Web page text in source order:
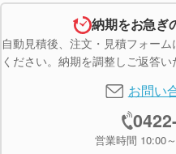
納期をお急ぎ
自動見積後、注文・見積フォー
ください。納期を調整しご返答い
お問い
営業時間 10:00